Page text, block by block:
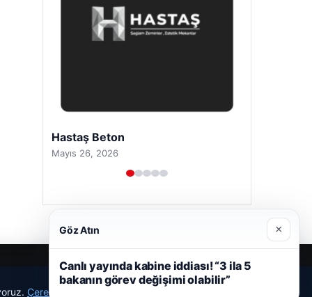
Hastaş Beton
Mayıs 26, 2026
Çerez Politikamız
Göz Atın ×
Canlı yayında kabine iddiası! “3 ila 5
bakanın görev değişimi olabilir”